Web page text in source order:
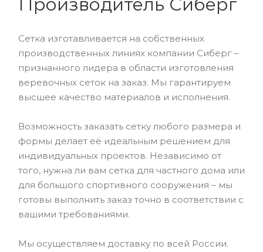
Производитель Сиберг
Сетка изготавливается на собственных
производственных линиях компании Сиберг –
признанного лидера в области изготовления
веревочных сеток на заказ. Мы гарантируем
высшее качество материалов и исполнения.
Возможность заказать сетку любого размера и
формы делает её идеальным решением для
индивидуальных проектов. Независимо от
того, нужна ли вам сетка для частного дома или
для большого спортивного сооружения – мы
готовы выполнить заказ точно в соответствии с
вашими требованиями.
Мы осуществляем доставку по всей России.